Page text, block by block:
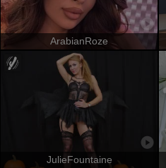
ArabianRoze
JulieFountaine